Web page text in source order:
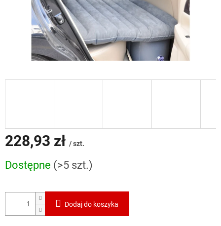
228,93 zł / szt.
jednostkowa:
Dostępne (>5 szt.)
Dodaj do koszyka